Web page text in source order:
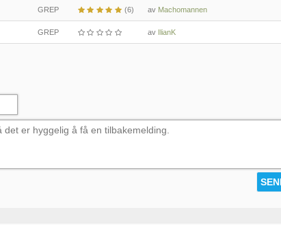
GREP (6) av Machomannen
GREP av IlianK